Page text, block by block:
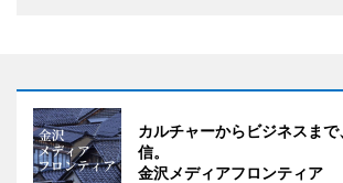
カルチャーからビジネスま
信。
金沢メディアフロンティア